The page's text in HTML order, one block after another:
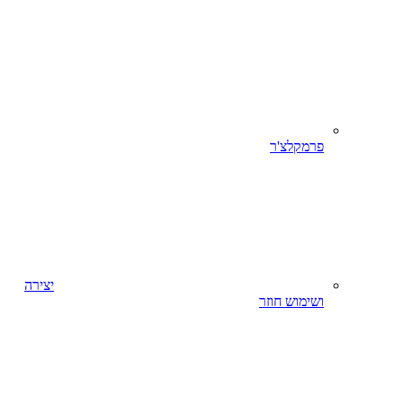
פרמקלצ'ר
יצירה
ושימוש חוזר